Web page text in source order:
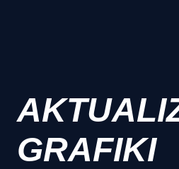
GRAFIKI